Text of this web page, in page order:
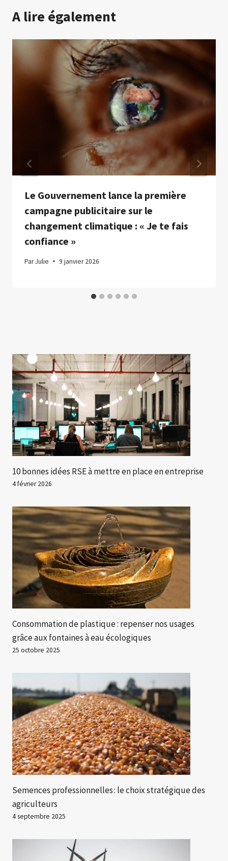
A lire également
Le Gouvernement lance la première
campagne publicitaire sur le
changement climatique : « Je te fais
confiance »
ParJulie 9 janvier 2026
10 bonnes idées RSE à mettre en place en entreprise
4 février 2026
Consommation de plastique : repenser nos usages
grâce aux fontaines à eau écologiques
25 octobre 2025
Semences professionnelles : le choix stratégique des
agriculteurs
4 septembre 2025